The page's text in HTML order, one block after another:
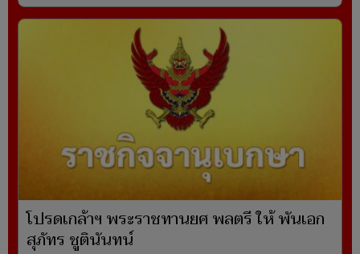
โปรดเกล้าฯ พระราชทานยศ พลตรี ให้ พันเอก
สุภัทร ชูตินันทน์